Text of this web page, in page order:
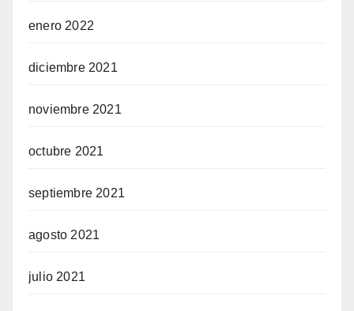
enero 2022
diciembre 2021
noviembre 2021
octubre 2021
septiembre 2021
agosto 2021
julio 2021